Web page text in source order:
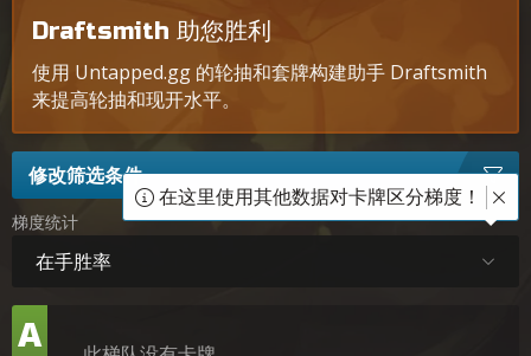
Draftsmith 助您胜利
使用 Untapped.gg 的轮抽和套牌构建助手 Draftsmith
来提高轮抽和现开水平。
修改筛选条件
梯度统计
在手胜率
在这里使用其他数据对卡牌区分梯度！
梯
队
A